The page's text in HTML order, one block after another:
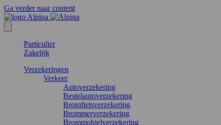
Ga verder naar content
Particulier
Zakelijk
Verzekeringen
Verkeer
Autoverzekering
Bestelautoverzekering
Bromfietsverzekering
Brommerverzekering
Brommobielverzekering